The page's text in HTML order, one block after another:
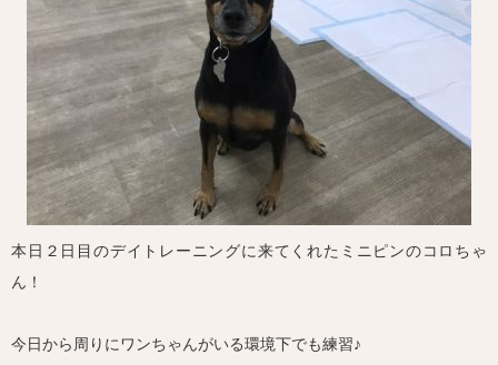
本日２日目のデイトレーニングに来てくれたミニピンのコロちゃ
ん！
今日から周りにワンちゃんがいる環境下でも練習♪